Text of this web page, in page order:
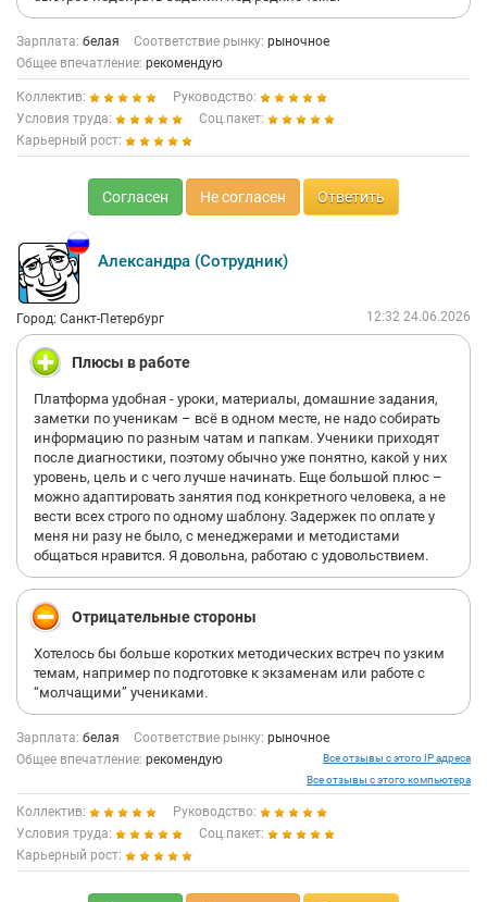
Зарплата: белая Соответствие рынку: рыночное
Общее впечатление: рекомендую
Коллектив:
Руководство:
Условия труда:
Соц.пакет:
Карьерный рост:
Согласен Не согласен Ответить
Александра (Сотрудник)
Город: Санкт-Петербург 12:32 24.06.2026
Плюсы в работе
Платформа удобная - уроки, материалы, домашние задания,
заметки по ученикам – всё в одном месте, не надо собирать
информацию по разным чатам и папкам. Ученики приходят
после диагностики, поэтому обычно уже понятно, какой у них
уровень, цель и с чего лучше начинать. Еще большой плюс –
можно адаптировать занятия под конкретного человека, а не
вести всех строго по одному шаблону. Задержек по оплате у
меня ни разу не было, с менеджерами и методистами
общаться нравится. Я довольна, работаю с удовольствием.
Отрицательные стороны
Хотелось бы больше коротких методических встреч по узким
темам, например по подготовке к экзаменам или работе с
“молчащими” учениками.
Зарплата: белая Соответствие рынку: рыночное
Общее впечатление: рекомендую
Все отзывы с этого IP адреса
Все отзывы с этого компьютера
Коллектив:
Руководство:
Условия труда:
Соц.пакет:
Карьерный рост: